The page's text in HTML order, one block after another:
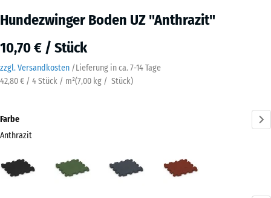
Hundezwinger Boden UZ "Anthrazit"
10,70 € / Stück
zzgl. Versandkosten /Lieferung in ca. 7-14 Tage
42,80 € / 4 Stück / m²(7,00 kg / Stück)
Farbe
Anthrazit
(active)
Schiefergrau